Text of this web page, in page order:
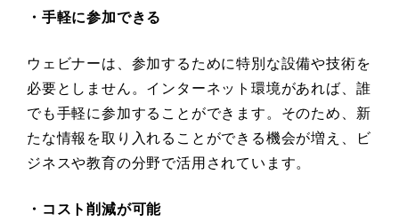
・手軽に参加できる
ウェビナーは、参加するために特別な設備や技術を
必要としません。インターネット環境があれば、誰
でも手軽に参加することができます。そのため、新
たな情報を取り入れることができる機会が増え、ビ
ジネスや教育の分野で活用されています。
・コスト削減が可能